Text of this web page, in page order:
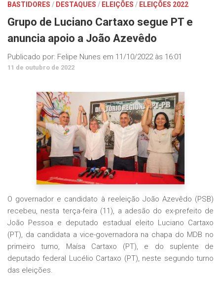
BASTIDORES / DESTAQUES / ELEIÇÕES / ELEIÇÕES 2022
Grupo de Luciano Cartaxo segue PT e
anuncia apoio a João Azevêdo
Publicado por: Felipe Nunes em 11/10/2022 às 16:01
11 de outubro de 2022
O governador e candidato à reeleição João Azevêdo (PSB)
recebeu, nesta terça-feira (11), a adesão do ex-prefeito de
João Pessoa e deputado estadual eleito Luciano Cartaxo
(PT), da candidata a vice-governadora na chapa do MDB no
primeiro turno, Maísa Cartaxo (PT), e do suplente de
deputado federal Lucélio Cartaxo (PT), neste segundo turno
das eleições.